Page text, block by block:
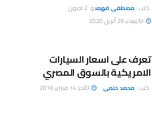
كتب : مصطفى فهمىو 2 اخرون
الأربعاء 29 أبريل 2020
تعرف على اسعار السيارات
الامريكية بالسوق المصري
كتب : محمد حلمى الأحد 14 فبراير 2016